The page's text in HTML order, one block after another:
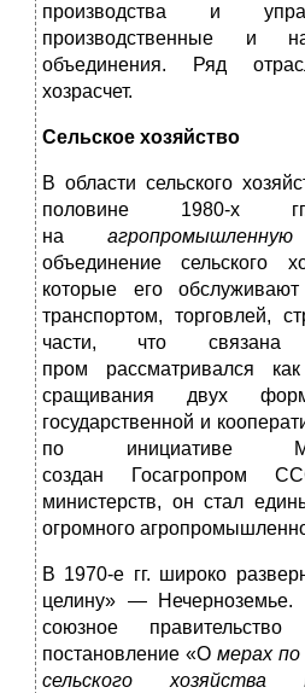
производства и
производственные и
объединения. Ряд
хозрасчет.
Сельское хозяйство
В области сельского
половине 1980-х
на
объединение сельского
которые его
транспортом, торговлей,
части, что
пром рассматривался
сращивания двух
государственной и
по инициативе
создан Госагропром
министерств, он стал
огромного
В 1970-е гг. широко
целину» —
союзное
постановление «О мерах по
сельского хозяйства